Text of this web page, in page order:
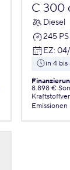
C 300
Diesel
245
EZ:
in 4 bis
8.898 €
Emissionen